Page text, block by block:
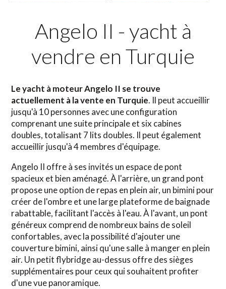
Angelo II - yacht à
vendre en Turquie
Le yacht à moteur Angelo II se trouve
actuellement à la vente en Turquie. Il peut accueillir
jusqu'à 10 personnes avec une configuration
comprenant une suite principale et six cabines
doubles, totalisant 7 lits doubles. Il peut également
accueillir jusqu'à 4 membres d'équipage.
Angelo II offre à ses invités un espace de pont
spacieux et bien aménagé. À l'arrière, un grand pont
propose une option de repas en plein air, un bimini pour
créer de l'ombre et une large plateforme de baignade
rabattable, facilitant l'accès à l'eau. À l'avant, un pont
généreux comprend de nombreux bains de soleil
confortables, avec la possibilité d'ajouter une
couverture bimini, ainsi qu'une salle à manger en plein
air. Un petit flybridge au-dessus offre des sièges
supplémentaires pour ceux qui souhaitent profiter
d'une vue panoramique.